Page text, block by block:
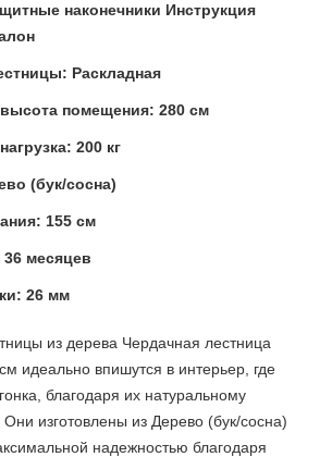
наконечники Инструкция
Раскладная
помещения: 280 см
200 кг
(бук/сосна)
155 см
месяцев
26 мм
из дерева Чердачная лестница
идеально впишутся в интерьер, где
благодаря их натуральному
изготовлены из Дерево (бук/сосна)
надежностью благодаря